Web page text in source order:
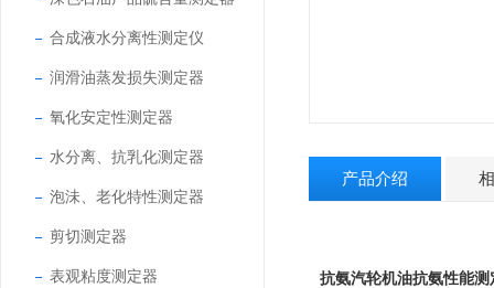
合成液水分离性测定仪
润滑油蒸发损失测定器
氧化安定性测定器
水分离、抗乳化测定器
泡沬、老化特性测定器
剪切测定器
表观粘度测定器
产品介绍
抗氨汽轮机油抗氨性能测